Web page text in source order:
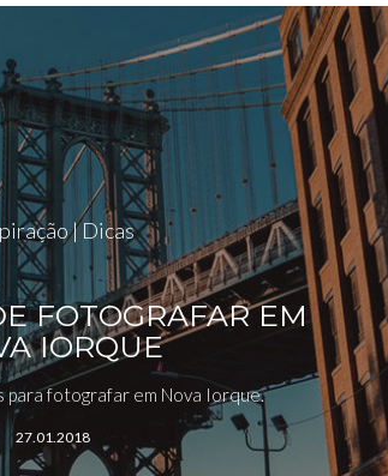
| Dicas
FOTOGRAFAR EM
IORQUE
para fotografar em Nova Iorque.
27.01.2018